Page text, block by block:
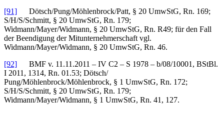
[91] Dötsch/Pung/Möhlenbrock/Patt, § 20 UmwStG, Rn. 169;
S/H/S/Schmitt, § 20 UmwStG, Rn. 179;
Widmann/Mayer/Widmann, § 20 UmwStG, Rn. R49; für den Fall
der Beendigung der Mitunternehmerschaft vgl.
Widmann/Mayer/Widmann, § 20 UmwStG, Rn. 46.
[92] BMF v. 11.11.2011 – IV C2 – S 1978 – b/08/10001, BStBl.
I 2011, 1314, Rn. 01.53; Dötsch/
Pung/Möhlenbrock/Möhlenbrock, § 1 UmwStG, Rn. 172;
S/H/S/Schmitt, § 20 UmwStG, Rn. 179;
Widmann/Mayer/Widmann, § 1 UmwStG, Rn. 41, 127.